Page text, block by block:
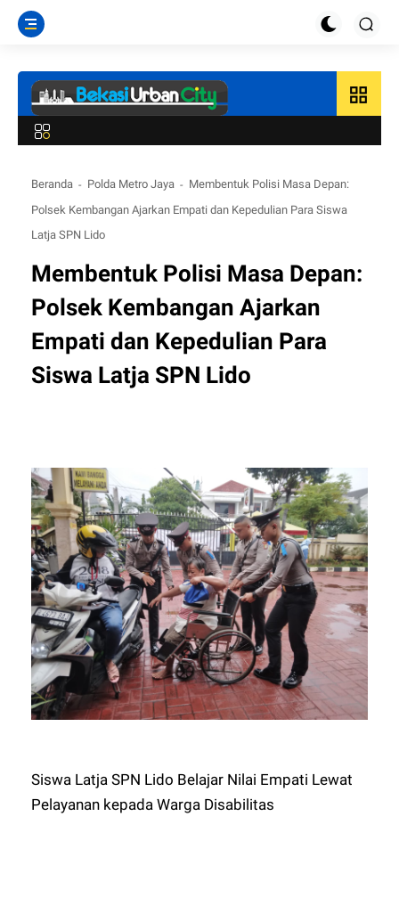
grid_view
Beranda Polda Metro Jaya
Membentuk Polisi Masa Depan:
Polsek Kembangan Ajarkan Empati dan Kepedulian Para Siswa
Latja SPN Lido
Membentuk Polisi Masa Depan:
Polsek Kembangan Ajarkan
Empati dan Kepedulian Para
Siswa Latja SPN Lido
Siswa Latja SPN Lido Belajar Nilai Empati Lewat
Pelayanan kepada Warga Disabilitas